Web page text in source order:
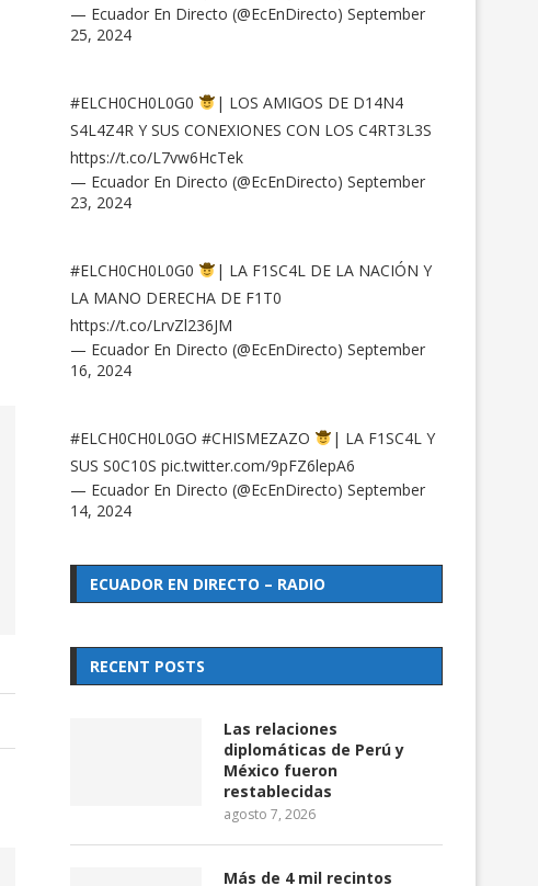
— Ecuador En Directo (@EcEnDirecto) September
25, 2024
#ELCH0CH0L0G0
| LOS AMIGOS DE D14N4
S4L4Z4R Y SUS CONEXIONES CON LOS C4RT3L3S
https://t.co/L7vw6HcTek
— Ecuador En Directo (@EcEnDirecto) September
23, 2024
#ELCH0CH0L0G0
| LA F1SC4L DE LA NACIÓN Y
LA MANO DERECHA DE F1T0
https://t.co/LrvZl236JM
— Ecuador En Directo (@EcEnDirecto) September
16, 2024
#ELCH0CH0L0GO #CHISMEZAZO
| LA F1SC4L Y
SUS S0C10S pic.twitter.com/9pFZ6lepA6
— Ecuador En Directo (@EcEnDirecto) September
14, 2024
ECUADOR EN DIRECTO – RADIO
RECENT POSTS
Las relaciones
diplomáticas de Perú y
México fueron
restablecidas
agosto 7, 2026
Más de 4 mil recintos